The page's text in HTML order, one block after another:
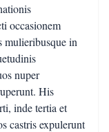
occasionem
mulieribusque in
nuper
His
inde tertia et
castris expulerunt